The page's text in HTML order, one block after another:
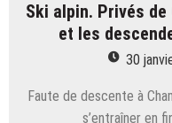
Ski alpin. Privés de
et les
30
Faute de descente à
s’entraîner en